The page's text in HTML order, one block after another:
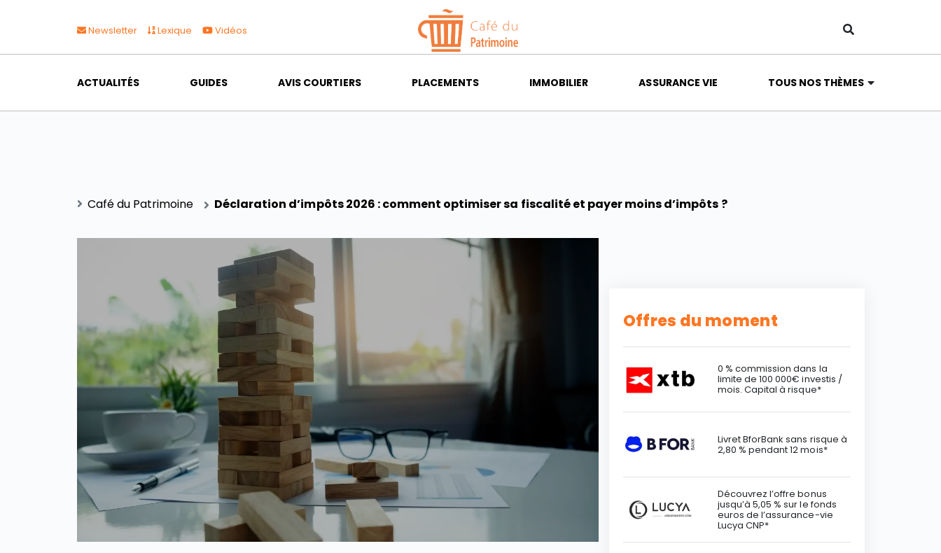
Newsletter Lexique Vidéos
ACTUALITÉS GUIDES AVIS COURTIERS PLACEMENTS IMMOBILIER ASSURANCE VIE TOUS NOS THÈMES
Café du Patrimoine Déclaration d’impôts 2026 : comment optimiser sa fiscalité et payer moins d’impôts ?
Offres du moment
0 % commission dans la
limite de 100 000€ investis /
mois. Capital à risque*
Livret BforBank sans risque à
2,80 % pendant 12 mois*
Découvrez l’offre bonus
jusqu’à 5,05 % sur le fonds
euros de l’assurance-vie
Lucya CNP*